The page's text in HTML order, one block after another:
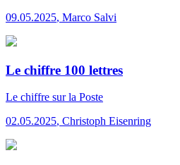
09.05.2025, Marco Salvi
Le chiffre 100 lettres
Le chiffre sur la Poste
02.05.2025, Christoph Eisenring